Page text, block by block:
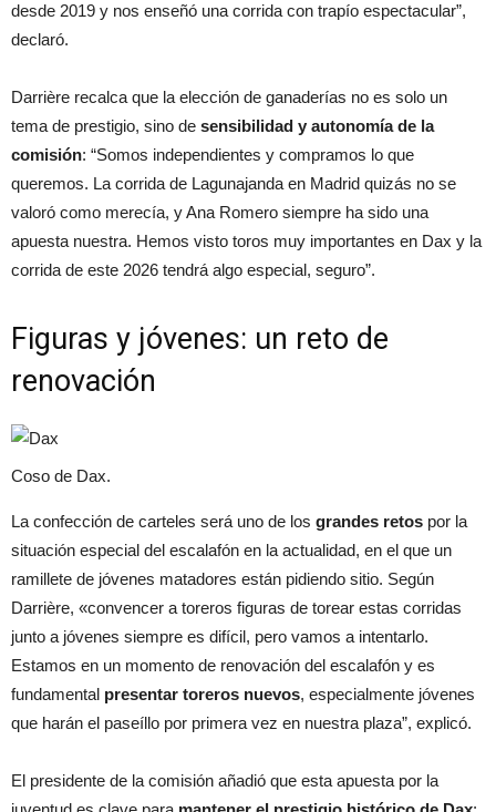
desde 2019 y nos enseñó una corrida con trapío espectacular”,
declaró.
Darrière recalca que la elección de ganaderías no es solo un
tema de prestigio, sino de sensibilidad y autonomía de la
comisión: “Somos independientes y compramos lo que
queremos. La corrida de Lagunajanda en Madrid quizás no se
valoró como merecía, y Ana Romero siempre ha sido una
apuesta nuestra. Hemos visto toros muy importantes en Dax y la
corrida de este 2026 tendrá algo especial, seguro”.
Figuras y jóvenes: un reto de
renovación
Coso de Dax.
La confección de carteles será uno de los grandes retos por la
situación especial del escalafón en la actualidad, en el que un
ramillete de jóvenes matadores están pidiendo sitio. Según
Darrière, «convencer a toreros figuras de torear estas corridas
junto a jóvenes siempre es difícil, pero vamos a intentarlo.
Estamos en un momento de renovación del escalafón y es
fundamental presentar toreros nuevos, especialmente jóvenes
que harán el paseíllo por primera vez en nuestra plaza”, explicó.
El presidente de la comisión añadió que esta apuesta por la